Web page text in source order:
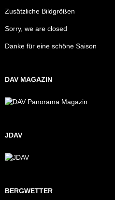
Zusätzliche Bildgrößen
Sorry, we are closed
Danke für eine schöne Saison
DAV MAGAZIN
JDAV
BERGWETTER